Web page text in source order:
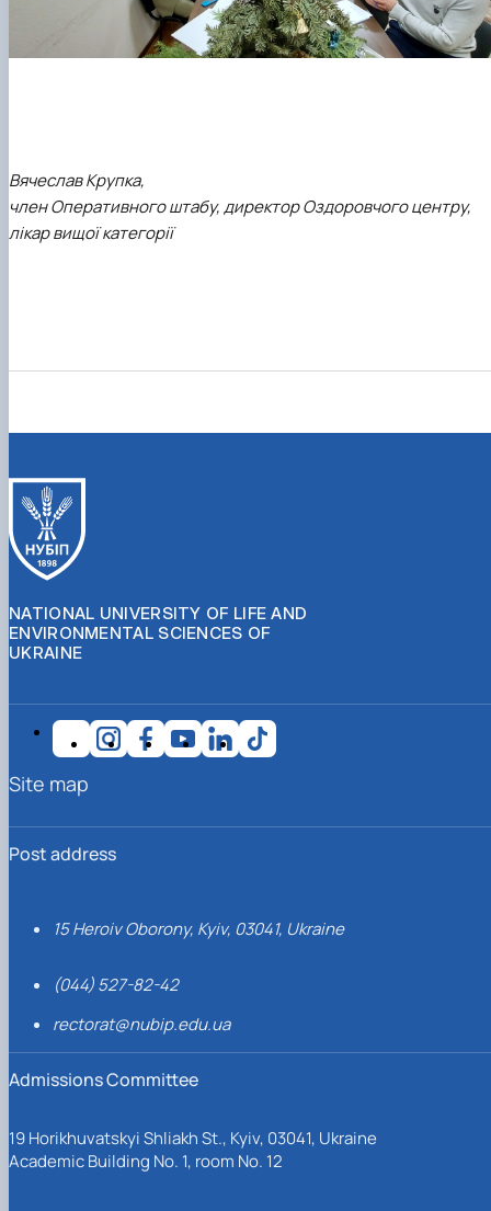
Вячеслав Крупка,
член Оперативного штабу, директор Оздоровчого центру,
лікар вищої категорії
NATIONAL UNIVERSITY OF LIFE AND
ENVIRONMENTAL SCIENCES OF
UKRAINE
Post address
15 Heroiv Oborony, Kyiv, 03041, Ukraine
(044) 527-82-42
rectorat@nubip.edu.ua
Admissions Committee
19 Horikhuvatskyi Shliakh St., Kyiv, 03041, Ukraine
Academic Building No. 1, room No. 12
Site map